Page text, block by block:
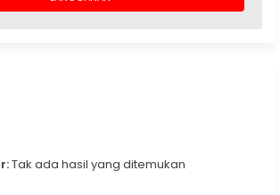
Tak ada hasil yang ditemukan